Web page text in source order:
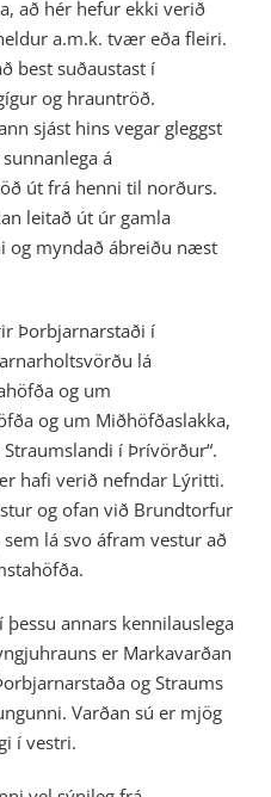
að hér hefur ekki verið
a.m.k. tvær eða fleiri.
best suðaustast í
og hrauntröð.
sjást hins vegar gleggst
á
út frá henni til norðurs.
leitað út úr gamla
og myndað ábreiðu næst
Þorbjarnarstaði í
lá
og um
og um Miðhöfðaslakka,
í Þrívörður“.
hafi verið nefndar Lýritti.
og ofan við Brundtorfur
lá svo áfram vestur að
annars kennilauslega
er Markavarðan
og Straums
Varðan sú er mjög
í vestri.